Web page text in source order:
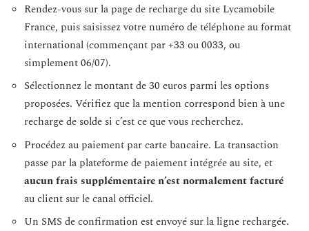
Rendez-vous sur la page de recharge du site Lycamobile
France, puis saisissez votre numéro de téléphone au format
international (commençant par +33 ou 0033, ou
simplement 06/07).
Sélectionnez le montant de 30 euros parmi les options
proposées. Vérifiez que la mention correspond bien à une
recharge de solde si c’est ce que vous recherchez.
Procédez au paiement par carte bancaire. La transaction
passe par la plateforme de paiement intégrée au site, et
aucun frais supplémentaire n’est normalement facturé
au client sur le canal officiel.
Un SMS de confirmation est envoyé sur la ligne rechargée.